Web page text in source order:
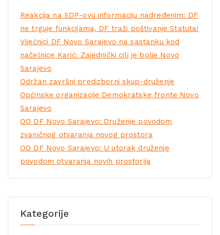
Reakcija na SDP-ovu informaciju nadređenim: DF
ne trguje funkcijama, DF traži poštivanje Statuta!
Vijećnici DF Novo Sarajevo na sastanku kod
načelnice Karić: Zajednički cilj je bolje Novo
Sarajevo
Održan završni predizborni skup-druženje
Općinske organizacije Demokratske fronte Novo
Sarajevo
OO DF Novo Sarajevo: Druženje povodom
zvaničnog otvaranja novog prostora
OO DF Novo Sarajevo: U utorak druženje
povodom otvaranja novih prostorija
Kategorije